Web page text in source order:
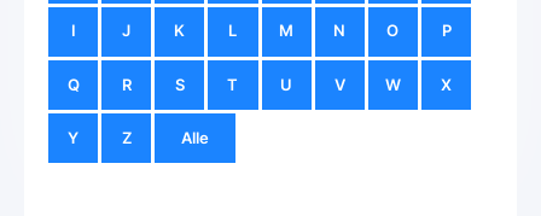
I J K L M N O P
Q R S T U V W X
Y Z Alle